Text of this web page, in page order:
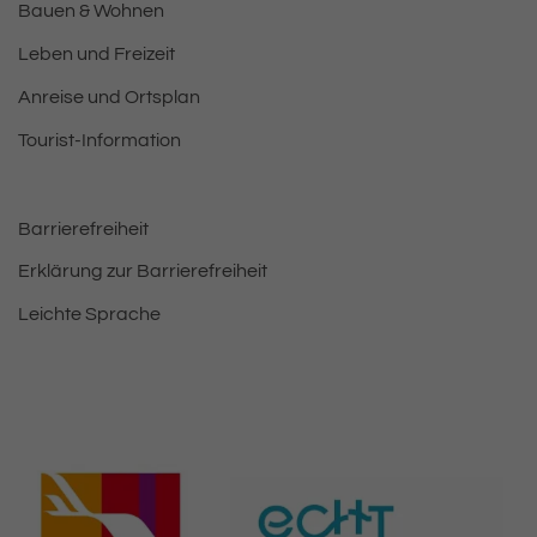
Bauen & Wohnen
Leben und Freizeit
Anreise und Ortsplan
Tourist-Information
Barrierefreiheit
Erklärung zur Barrierefreiheit
Leichte Sprache